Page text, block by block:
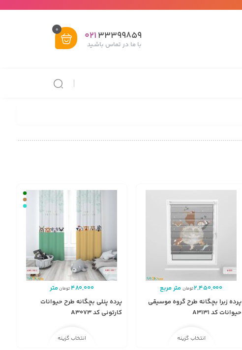
33399859
021
با ما در تماس باشـید
0
2,450,000تومانمتر مربع
پرده زبرا بچگانه طرح گروه موسیقی
حیوانات کد A3131
انتخاب گزینه
480,000تومانمتر
پرده پنلی بچگانه طرح حیوانات
کارتونی کد A3073
انتخاب گزینه